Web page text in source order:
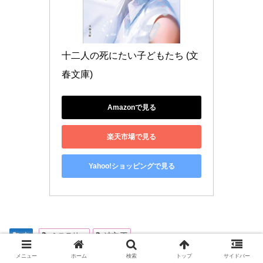
十二人の死にたい子どもたち (文
春文庫)
Amazonで見る
楽天市場で見る
Yahoo!ショッピングで見る
本 ミステリー 冲方 丁
メニュー ホーム 検索 トップ サイドバー